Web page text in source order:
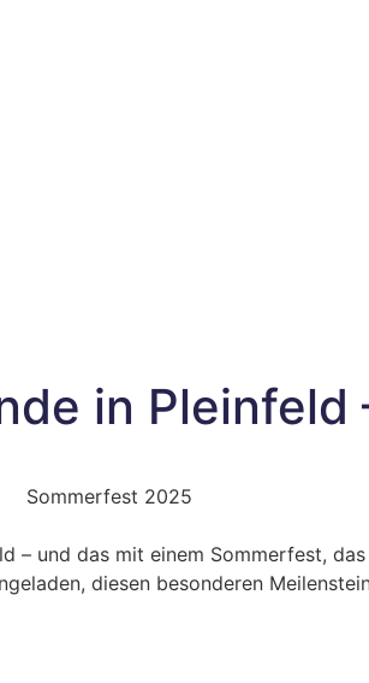
in
– und das mit einem Sommerfest,
diesen besonderen